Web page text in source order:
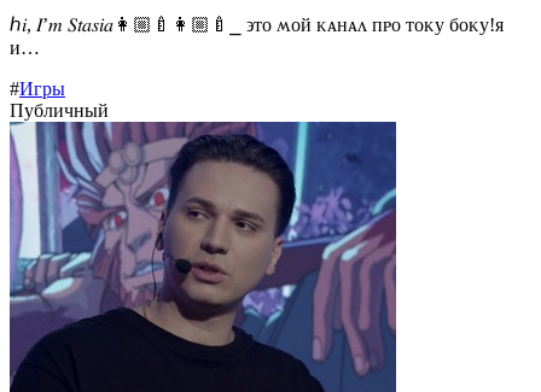
ℎ𝑖, 𝐼’𝑚 𝑆𝑡𝑎𝑠𝑖𝑎👩🏼‍🍼👩🏼‍🍼⎯ ϶ᴛᴏ ʍᴏй ᴋᴀнᴀᴧ ᴨᴩᴏ ᴛᴏᴋу бᴏᴋу!я
и…
#Игры
Публичный